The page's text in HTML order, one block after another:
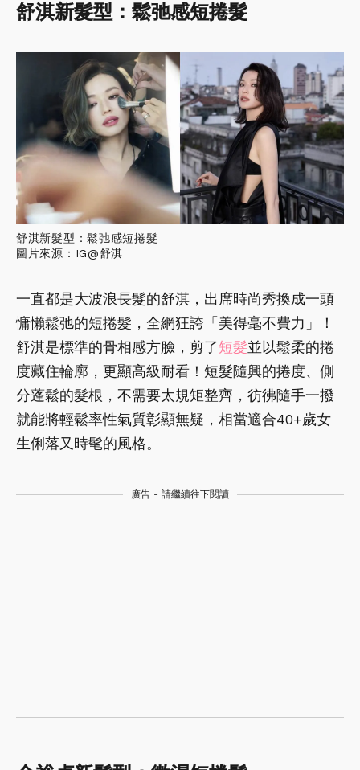
舒淇新髮型：鬆弛感短捲髮
舒淇新髮型：鬆弛感短捲髮
圖片來源：IG@舒淇
一直都是大波浪長髮的舒淇，出席時尚秀換成一頭
慵懶鬆弛的短捲髮，全網狂誇「美得毫不費力」！
舒淇是標準的骨相感方臉，剪了短髮並以鬆柔的捲
度藏住輪廓，更顯高級耐看！短髮隨興的捲度、側
分蓬鬆的髮根，不需要太規矩整齊，彷彿隨手一撥
就能將輕鬆率性氣質彰顯無疑，相當適合40+歲女
生俐落又時髦的風格。
廣告 - 請繼續往下閱讀